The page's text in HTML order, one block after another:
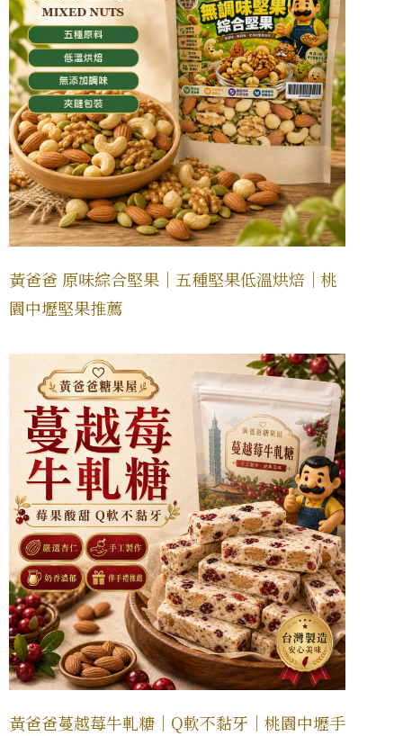
黃爸爸 原味綜合堅果｜五種堅果低溫烘焙｜桃
園中壢堅果推薦
黃爸爸蔓越莓牛軋糖｜Q軟不黏牙｜桃園中壢手